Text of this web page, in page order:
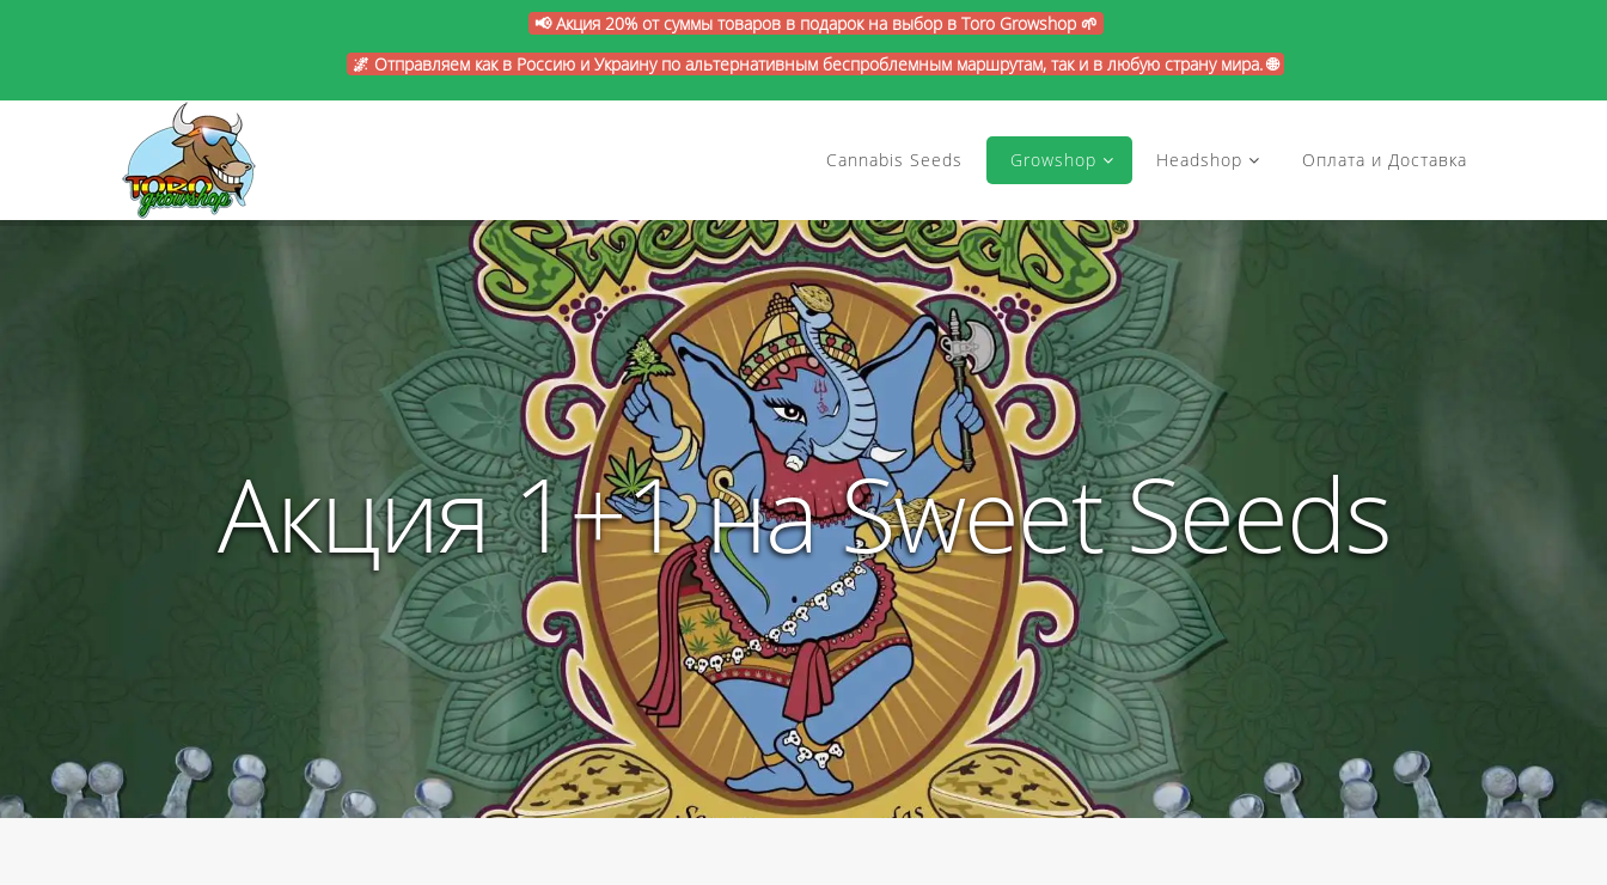
📢 Акция 20% от суммы товаров в подарок на выбор в Toro Growshop 🌱
🌌 Отправляем как в Россию и Украину по альтернативным беспроблемным маршрутам, так и в любую страну мира. 🌐
Cannabis Seeds Growshop Headshop Оплата и Доставка
Акция 1+1 на Sweet Seeds